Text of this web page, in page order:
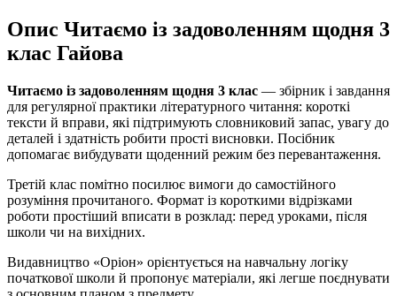
Опис Читаємо із задоволенням щодня 3
клас Гайова
Читаємо із задоволенням щодня 3 клас — збірник і завдання
для регулярної практики літературного читання: короткі
тексти й вправи, які підтримують словниковий запас, увагу до
деталей і здатність робити прості висновки. Посібник
допомагає вибудувати щоденний режим без перевантаження.
Третій клас помітно посилює вимоги до самостійного
розуміння прочитаного. Формат із короткими відрізками
роботи простіший вписати в розклад: перед уроками, після
школи чи на вихідних.
Видавництво «Оріон» орієнтується на навчальну логіку
початкової школи й пропонує матеріали, які легше поєднувати